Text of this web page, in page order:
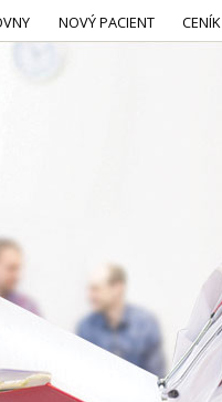
NOVÝ PACIENT CENÍK